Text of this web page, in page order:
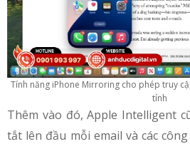
Tính năng iPhone Mirroring cho phép truy
tính
Thêm vào đó, Apple Intelligent
tắt lên đầu mỗi email và các